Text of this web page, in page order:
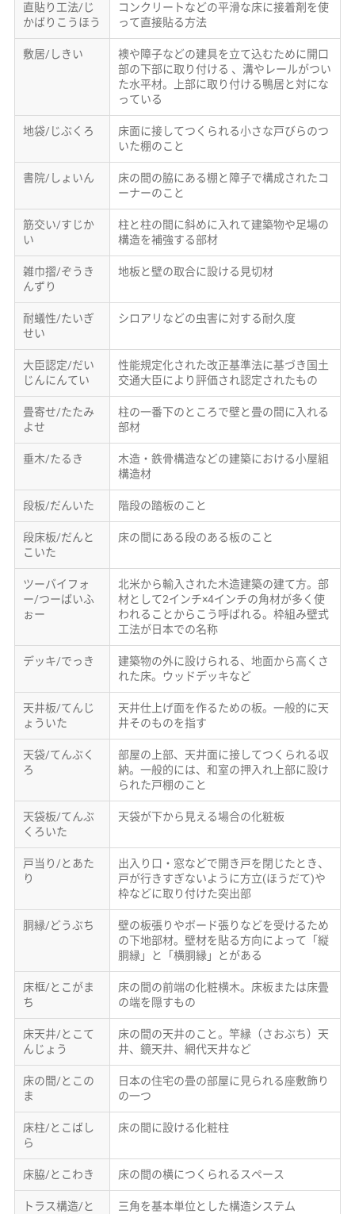
直貼り工法/じ
かばりこうほう
コンクリートなどの平滑な床に接着剤を使
って直接貼る方法
敷居/しきい
襖や障子などの建具を立て込むために開口
部の下部に取り付ける 、溝やレールがつい
た水平材。上部に取り付ける鴨居と対にな
っている
地袋/じぶくろ
床面に接してつくられる小さな戸びらのつ
いた棚のこと
書院/しょいん
床の間の脇にある棚と障子で構成されたコ
ーナーのこと
筋交い/すじか
い
柱と柱の間に斜めに入れて建築物や足場の
構造を補強する部材
雑巾摺/ぞうき
んずり
地板と壁の取合に設ける見切材
耐蟻性/たいぎ
せい
シロアリなどの虫害に対する耐久度
大臣認定/だい
じんにんてい
性能規定化された改正基準法に基づき国土
交通大臣により評価され認定されたもの
畳寄せ/たたみ
よせ
柱の一番下のところで壁と畳の間に入れる
部材
垂木/たるき
木造・鉄骨構造などの建築における小屋組
構造材
段板/だんいた 階段の踏板のこと
段床板/だんと
こいた
床の間にある段のある板のこと
ツーバイフォ
ー/つーばいふ
ぉー
北米から輸入された木造建築の建て方。部
材として2インチ×4インチの角材が多く使
われることからこう呼ばれる。枠組み壁式
工法が日本での名称
デッキ/でっき
建築物の外に設けられる、地面から高くさ
れた床。ウッドデッキなど
天井板/てんじ
ょういた
天井仕上げ面を作るための板。一般的に天
井そのものを指す
天袋/てんぶく
ろ
部屋の上部、天井面に接してつくられる収
納。一般的には、和室の押入れ上部に設け
られた戸棚のこと
天袋板/てんぶ
くろいた
天袋が下から見える場合の化粧板
戸当り/とあた
り
出入り口・窓などで開き戸を閉じたとき、
戸が行きすぎないように方立(ほうだて)や
枠などに取り付けた突出部
胴縁/どうぶち
壁の板張りやボード張りなどを受けるため
の下地部材。壁材を貼る方向によって「縦
胴縁」と「横胴縁」とがある
床框/とこがま
ち
床の間の前端の化粧横木。床板または床畳
の端を隠すもの
床天井/とこて
んじょう
床の間の天井のこと。竿縁（さおぶち）天
井、鏡天井、網代天井など
床の間/とこの
ま
日本の住宅の畳の部屋に見られる座敷飾り
の一つ
床柱/とこばし
ら
床の間に設ける化粧柱
床脇/とこわき 床の間の横につくられるスペース
トラス構造/と 三角を基本単位とした構造システム